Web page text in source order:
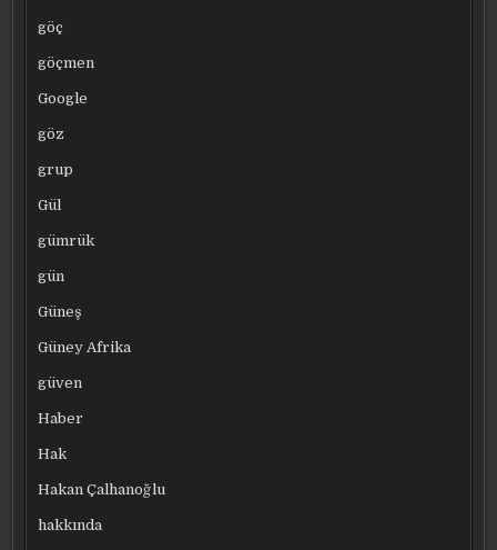
göç
göçmen
Google
göz
grup
Gül
gümrük
gün
Güneş
Güney Afrika
güven
Haber
Hak
Hakan Çalhanoğlu
hakkında